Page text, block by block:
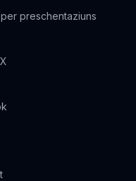
preschentaziuns